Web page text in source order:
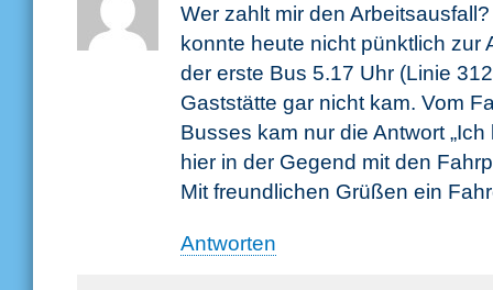
Wer zahlt mir den
konnte heute nicht pünktlich zur
der erste Bus 5.17 Uhr (Linie
Gaststätte gar nicht kam. Vom
Busses kam nur die Antwort
hier in der Gegend mit den
Mit freundlichen Grüßen ein
Antworten